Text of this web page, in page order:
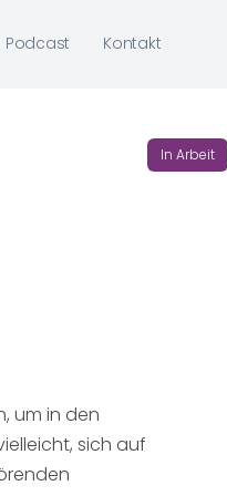
Podcast Kontakt
In Arbeit
um in den
sich auf